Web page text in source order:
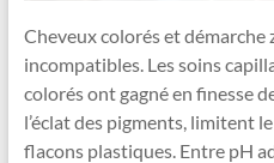
Cheveux colorés et démarche
incompatibles. Les soins
colorés ont gagné en finesse
l’éclat des pigments, limitent
flacons plastiques. Entre pH